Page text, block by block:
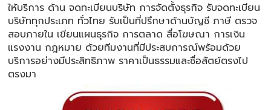
ให้บริการ ด้านจดทะเบียนบริษัท การจัดตั้งธุรกิจ รับจดทะเบียน
บริษัททุกประเภท ทั่วไทย รับเป็นที่ปรึกษาด้านบัญชี ภาษี ตรวจ
สอบภายใน เขียนแผนธุรกิจ การตลาด สื่อโฆษณา การเงิน
แรงงาน กฎหมาย ด้วยทีมงานที่มีประสบการณ์พร้อมด้วย
บริการอย่างมีประสิทธิภาพ ราคาเป็นธรรมและซื่อสัตย์ตรงไป
ตรงมา